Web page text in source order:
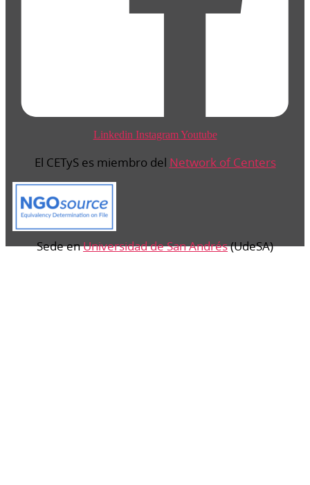
Linkedin Instagram Youtube
El CETyS es miembro del Network of Centers
Sede enUniversidad de San Andrés(UdeSA)